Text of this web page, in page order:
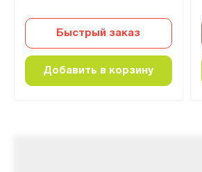
Быстрый заказ
Добавить в корзину